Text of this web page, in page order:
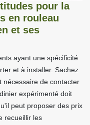
pour la
en rouleau
et ses
ayant une spécificité.
et à installer. Sachez
nécessaire de contacter
expérimenté doit
peut proposer des prix
recueillir les